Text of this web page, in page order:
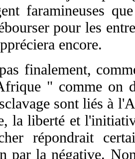
faramineuses
pour les
encore.
finalement,
" comme on
sont liés à
la liberté et
répondrait
par la négative.